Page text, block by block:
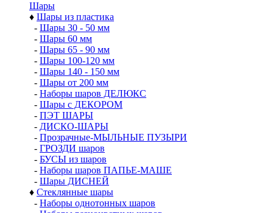
Шары
♦ Шары из пластика
- Шары 30 - 50 мм
- Шары 60 мм
- Шары 65 - 90 мм
- Шары 100-120 мм
- Шары 140 - 150 мм
- Шары от 200 мм
- Наборы шаров ДЕЛЮКС
- Шары с ДЕКОРОМ
- ПЭТ ШАРЫ
- ДИСКО-ШАРЫ
- Прозрачные-МЫЛЬНЫЕ ПУЗЫРИ
- ГРОЗДИ шаров
- БУСЫ из шаров
- Наборы шаров ПАПЬЕ-МАШЕ
- Шары ДИСНЕЙ
♦ Стеклянные шары
- Наборы однотонных шаров